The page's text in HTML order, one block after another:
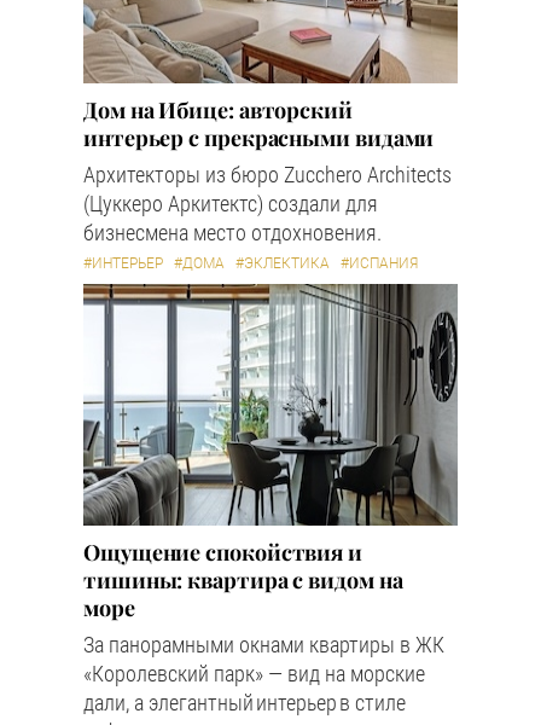
Дом на Ибице: авторский
интерьер с прекрасными видами
Архитекторы из бюро Zucchero Architects
(Цуккеро Аркитектс) создали для
бизнесмена место отдохновения.
#ИНТЕРЬЕР #ДОМА #ЭКЛЕКТИКА #ИСПАНИЯ
Ощущение спокойствия и
тишины: квартира с видом на
море
За панорамными окнами квартиры в ЖК
«Королевский парк» — вид на морские
дали, а элегантный интерьер в стиле